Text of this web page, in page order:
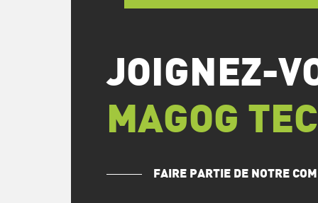
JOIGNEZ-
MAGOG
FAIRE PARTIE DE NOTRE